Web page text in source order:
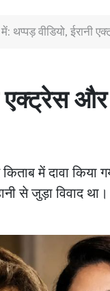
में: थप्पड़ वीडियो, ईरानी
एक्ट्रेस
में दावा किया
से जुड़ा विवाद